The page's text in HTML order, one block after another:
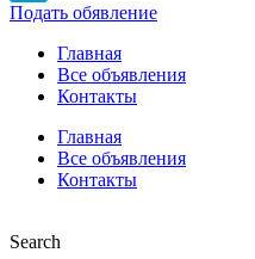
Подать обявление
Главная
Все объявления
Контакты
Главная
Все объявления
Контакты
Search